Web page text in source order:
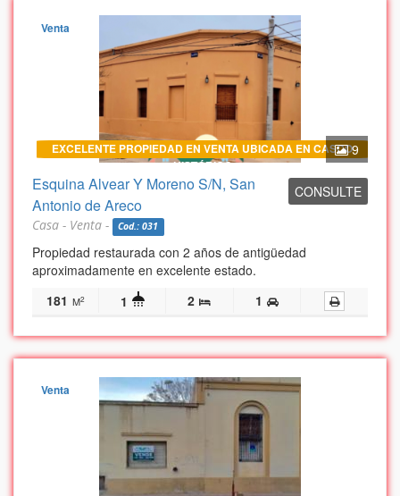
9
Venta
EXCELENTE PROPIEDAD EN VENTA UBICADA EN CASCO
HISTÓRICO
CONSULTE
Esquina Alvear Y Moreno S/N, San
Antonio de Areco
Casa - Venta - Cod.: 031
Propiedad restaurada con 2 años de antigüedad
aproximadamente en excelente estado.
181 M2 1 2 1
Venta